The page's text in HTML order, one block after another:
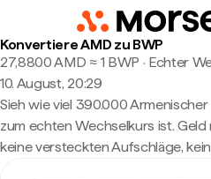
Konvertiere AMD zu BWP
27,8800 AMD ≈ 1 BWP · Echter
10. August, 20:29
Sieh wie viel 390.000
zum echten Wechselkurs ist.
keine versteckten Aufschläge,